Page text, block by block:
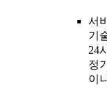
서
기
24
정
이